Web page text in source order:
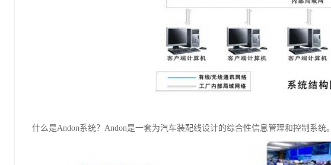
什么是Andon系统？Andon是一套为汽车装配线设计的综合性信息管理和控制系统。